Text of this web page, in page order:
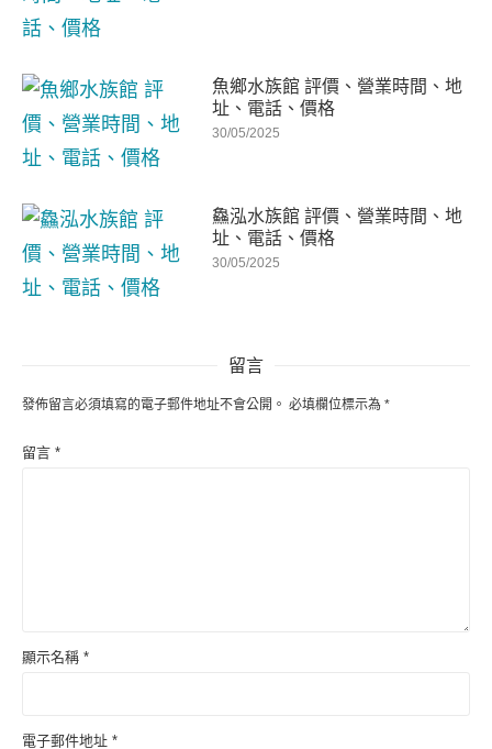
魚鄉水族館 評價、營業時間、地
址、電話、價格
30/05/2025
鱻泓水族館 評價、營業時間、地
址、電話、價格
30/05/2025
留言
發佈留言必須填寫的電子郵件地址不會公開。 必填欄位標示為 *
留言 *
顯示名稱 *
電子郵件地址 *